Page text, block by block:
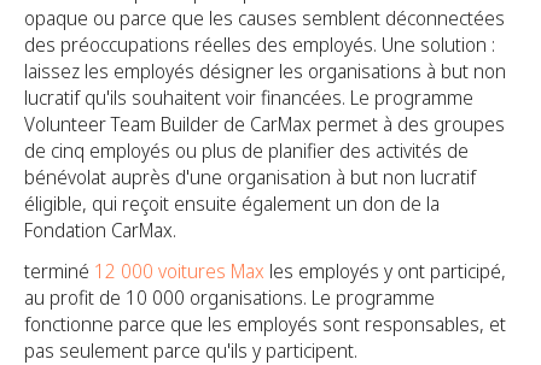
opaque ou parce que les causes semblent déconnectées
des préoccupations réelles des employés. Une solution :
laissez les employés désigner les organisations à but non
lucratif qu'ils souhaitent voir financées. Le programme
Volunteer Team Builder de CarMax permet à des groupes
de cinq employés ou plus de planifier des activités de
bénévolat auprès d'une organisation à but non lucratif
éligible, qui reçoit ensuite également un don de la
Fondation CarMax.
terminé 12 000 voitures Max les employés y ont participé,
au profit de 10 000 organisations. Le programme
fonctionne parce que les employés sont responsables, et
pas seulement parce qu'ils y participent.